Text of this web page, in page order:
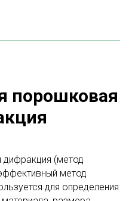
порошковая
(метод
метод
для определения